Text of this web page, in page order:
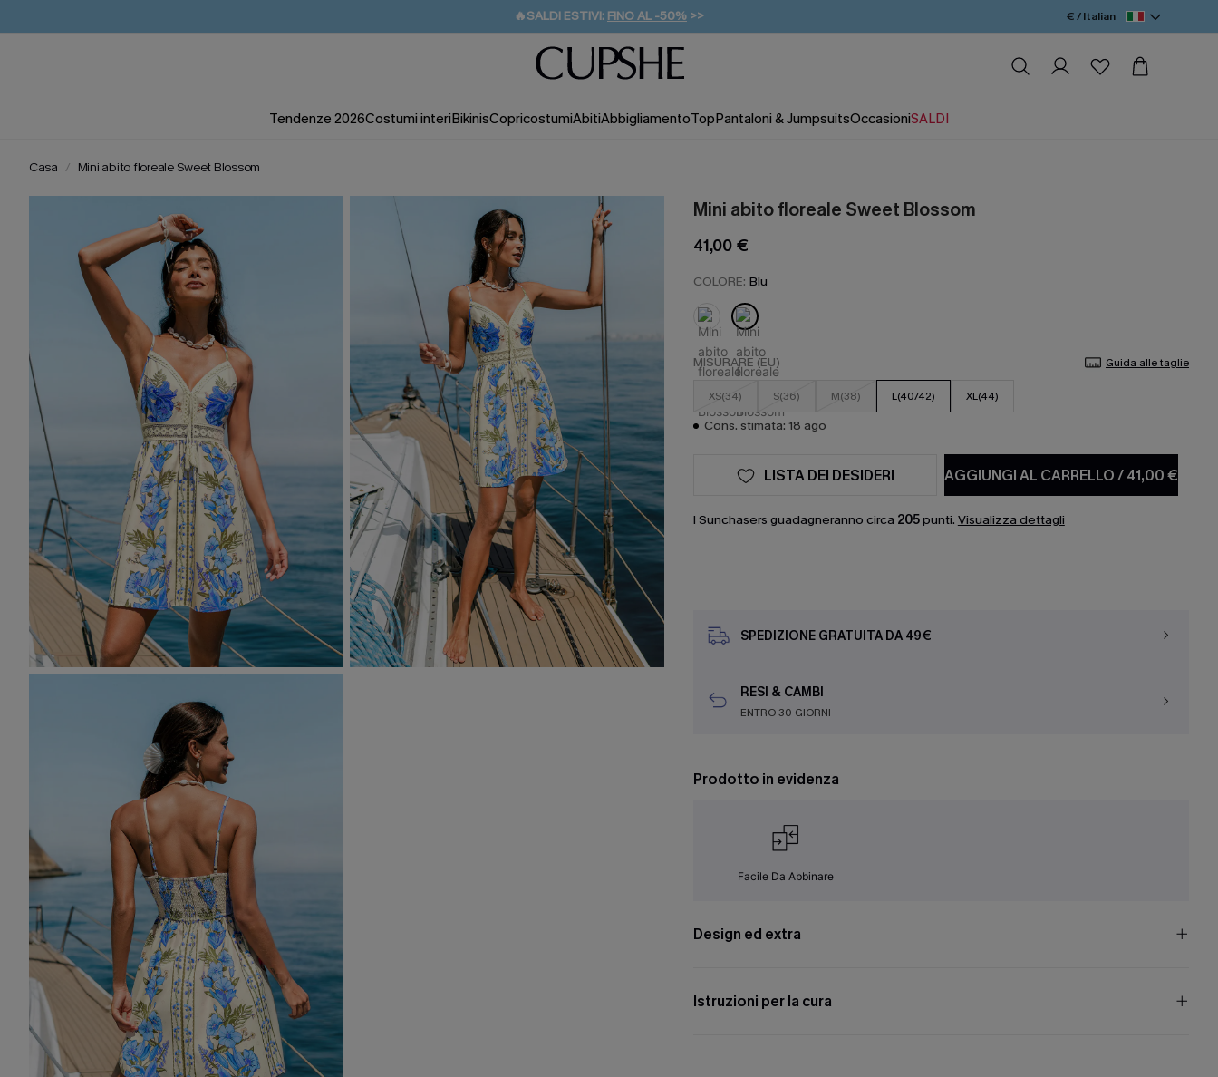
🔥SALDI ESTIVI: FINO AL -50% >>
🚚SPEDIZIONE GRATUITA DA 49€
💌REGALO PER I NUOVI: 20% DI SCONTO*
€ / Italian
Tendenze 2026Costumi interiBikinisCopricostumiAbitiAbbigliamentoTopPantaloni & JumpsuitsOccasioniSALDI
Casa Mini abito floreale Sweet Blossom
Mini abito floreale Sweet Blossom
41,00 €
COLORE: Blu
MISURARE (EU) Guida alle taglie
XS(34) S(36) M(38) L(40/42) XL(44)
Cons. stimata: 18 ago
AGGIUNGI AL CARRELLO/41,00 €
LISTA DEI DESIDERI
I Sunchasers guadagneranno circa 205punti. Visualizza dettagli
SPEDIZIONE GRATUITA DA 49€
RESI & CAMBI
ENTRO 30 GIORNI
Prodotto in evidenza
Facile Da Abbinare
Design ed extra
Istruzioni per la cura